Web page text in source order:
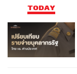
TODAY